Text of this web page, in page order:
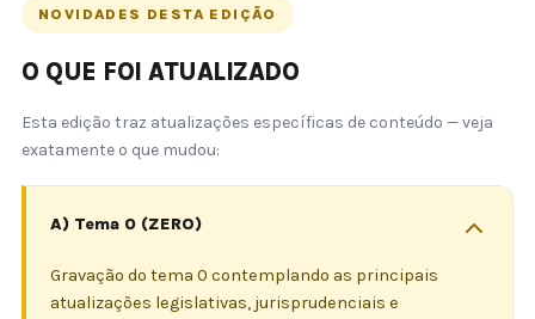
NOVIDADES DESTA EDIÇÃO
O QUE FOI ATUALIZADO
Esta edição traz atualizações específicas de conteúdo — veja
exatamente o que mudou:
A) Tema 0 (ZERO)
Gravação do tema 0 contemplando as principais
atualizações legislativas, jurisprudenciais e